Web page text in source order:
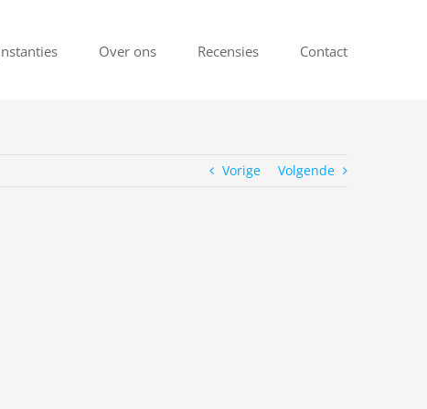
Over ons Recensies Contact
Vorige Volgende